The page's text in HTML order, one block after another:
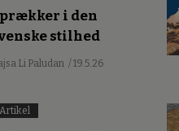
i den
stilhed
Li Paludan / 19.5.26
Artikel